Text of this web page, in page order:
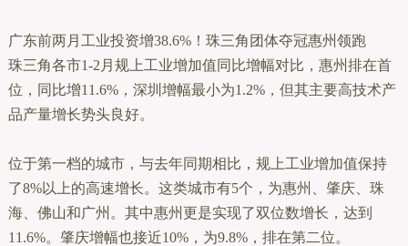
广东前两月工业投资增38.6%！珠三角团体夺冠惠州领跑
珠三角各市1-2月规上工业增加值同比增幅对比，惠州排在首
位，同比增11.6%，深圳增幅最小为1.2%，但其主要高技术产
品产量增长势头良好。
位于第一档的城市，与去年同期相比，规上工业增加值保持
了8%以上的高速增长。这类城市有5个，为惠州、肇庆、珠
海、佛山和广州。其中惠州更是实现了双位数增长，达到
11.6%。肇庆增幅也接近10%，为9.8%，排在第二位。